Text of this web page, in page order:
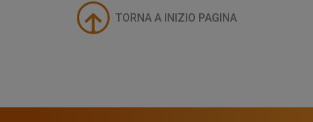
TORNA A INIZIO PAGINA